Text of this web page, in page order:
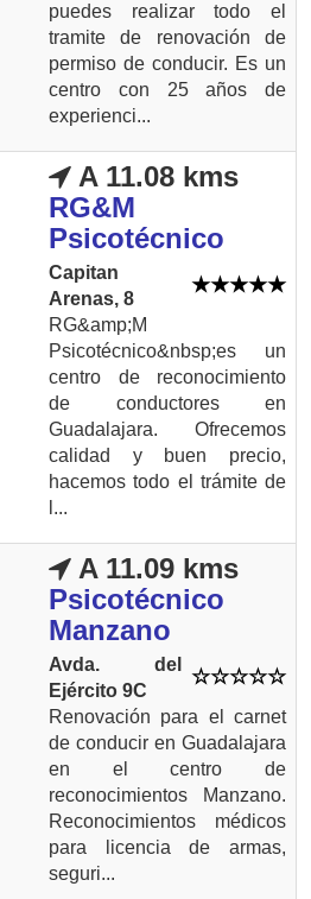
puedes realizar todo el
tramite de renovación de
permiso de conducir. Es un
centro con 25 años de
experienci...
A 11.08 kms
RG&M
Psicotécnico
Capitan
Arenas, 8
RG&amp;M
Psicotécnico&nbsp;es un
centro de reconocimiento
de conductores en
Guadalajara. Ofrecemos
calidad y buen precio,
hacemos todo el trámite de
l...
A 11.09 kms
Psicotécnico
Manzano
Avda. del
Ejército 9C
Renovación para el carnet
de conducir en Guadalajara
en el centro de
reconocimientos Manzano.
Reconocimientos médicos
para licencia de armas,
seguri...